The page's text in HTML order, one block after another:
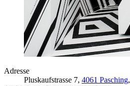
Adresse
Pluskaufstrasse 7, 4061 Pasching,